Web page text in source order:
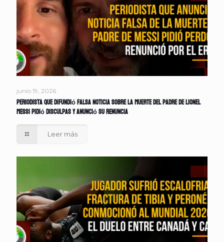
junio 19, 2026
Periodista que difundió falsa noticia sobre la muerte del padre de Lionel
Messi pidió disculpas y anunció su renuncia
Leer más